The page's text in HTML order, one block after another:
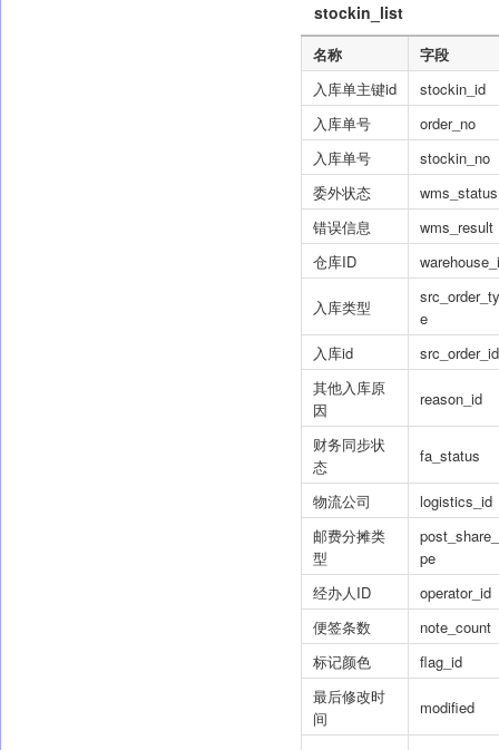
stockin_list
名称
字段
入库单主键id
stockin_id
入库单号
order_no
入库单号
stockin_no
委外状态
wms_status
错误信息
wms_result
仓库ID
入库类型
e
入库id
src_order_id
其他入库原
因
reason_id
财务同步状
态
fa_status
物流公司
logistics_id
邮费分摊类
型
pe
经办人ID
operator_id
便签条数
note_count
标记颜色
flag_id
最后修改时
间
modified